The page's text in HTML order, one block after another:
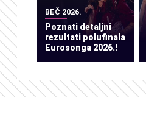
BEČ 2026.
Poznati detaljni
rezultati polufinala
Eurosonga 2026.!